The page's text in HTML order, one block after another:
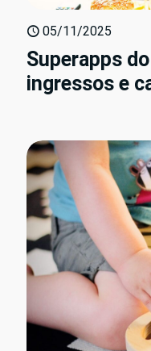
05/11/2025
Superapps
ingressos e